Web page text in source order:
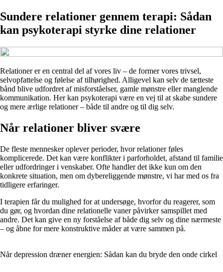
Sundere relationer gennem terapi: Sådan
kan psykoterapi styrke dine relationer
Relationer er en central del af vores liv – de former vores trivsel,
selvopfattelse og følelse af tilhørighed. Alligevel kan selv de tætteste
bånd blive udfordret af misforståelser, gamle mønstre eller manglende
kommunikation. Her kan psykoterapi være en vej til at skabe sundere
og mere ærlige relationer – både til andre og til dig selv.
Når relationer bliver svære
De fleste mennesker oplever perioder, hvor relationer føles
komplicerede. Det kan være konflikter i parforholdet, afstand til familie
eller udfordringer i venskaber. Ofte handler det ikke kun om den
konkrete situation, men om dybereliggende mønstre, vi har med os fra
tidligere erfaringer.
I terapien får du mulighed for at undersøge, hvorfor du reagerer, som
du gør, og hvordan dine relationelle vaner påvirker samspillet med
andre. Det kan give en ny forståelse af både dig selv og dine nærmeste
– og åbne for mere konstruktive måder at være sammen på.
Når depression dræner energien: Sådan kan du bryde den onde cirkel